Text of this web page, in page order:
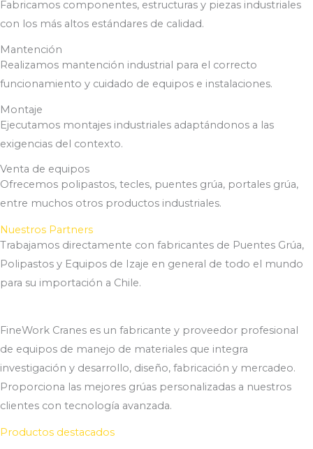
Fabricamos componentes, estructuras y piezas industriales
con los más altos estándares de calidad.
Mantención
Realizamos mantención industrial para el correcto
funcionamiento y cuidado de equipos e instalaciones.
Montaje
Ejecutamos montajes industriales adaptándonos a las
exigencias del contexto.
Venta de equipos
Ofrecemos polipastos, tecles, puentes grúa, portales grúa,
entre muchos otros productos industriales.
Nuestros Partners
Trabajamos directamente con fabricantes de Puentes Grúa,
Polipastos y Equipos de Izaje en general de todo el mundo
para su importación a Chile.
FineWork Cranes es un fabricante y proveedor profesional
de equipos de manejo de materiales que integra
investigación y desarrollo, diseño, fabricación y mercadeo.
Proporciona las mejores grúas personalizadas a nuestros
clientes con tecnología avanzada.
Productos destacados